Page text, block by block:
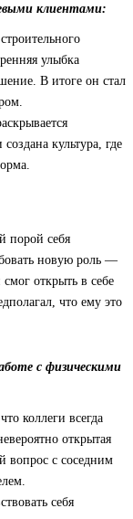
клиентами:
улыбка
В итоге он стал
культура, где
порой себя
новую роль —
открыть в себе
что ему это
с физическими
коллеги всегда
открытая
вопрос с соседним
себя